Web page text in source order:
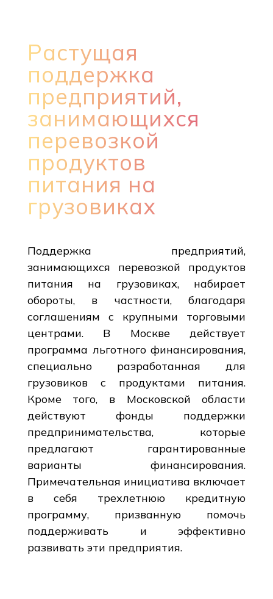
Растущая
поддержка
предприятий,
занимающихся
перевозкой
продуктов
питания на
грузовиках
Поддержка предприятий,
занимающихся перевозкой продуктов
питания на грузовиках, набирает
обороты, в частности, благодаря
соглашениям с крупными торговыми
центрами. В Москве действует
программа льготного финансирования,
специально разработанная для
грузовиков с продуктами питания.
Кроме того, в Московской области
действуют фонды поддержки
предпринимательства, которые
предлагают гарантированные
варианты финансирования.
Примечательная инициатива включает
в себя трехлетнюю кредитную
программу, призванную помочь
поддерживать и эффективно
развивать эти предприятия.